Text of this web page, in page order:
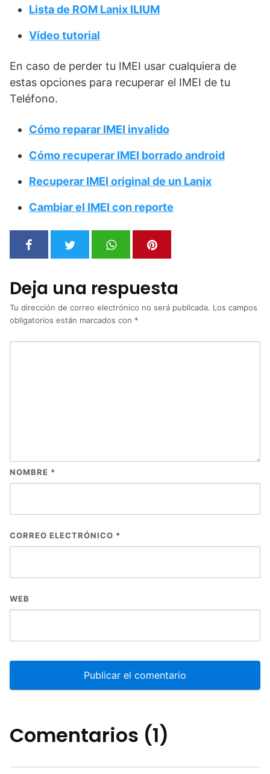
Lista de ROM Lanix ILIUM
Vídeo tutorial
En caso de perder tu IMEI usar cualquiera de
estas opciones para recuperar el IMEI de tu
Teléfono.
Cómo reparar IMEI invalido
Cómo recuperar IMEI borrado android
Recuperar IMEI original de un Lanix
Cambiar el IMEI con reporte
Deja una respuesta
Tu dirección de correo electrónico no será publicada. Los campos
obligatorios están marcados con *
NOMBRE *
CORREO ELECTRÓNICO *
WEB
Comentarios (1)